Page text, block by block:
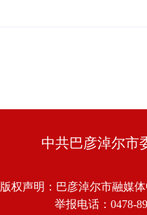
中共巴彦淖尔市
版权声明：巴彦淖尔市融媒
举报电话：0478-